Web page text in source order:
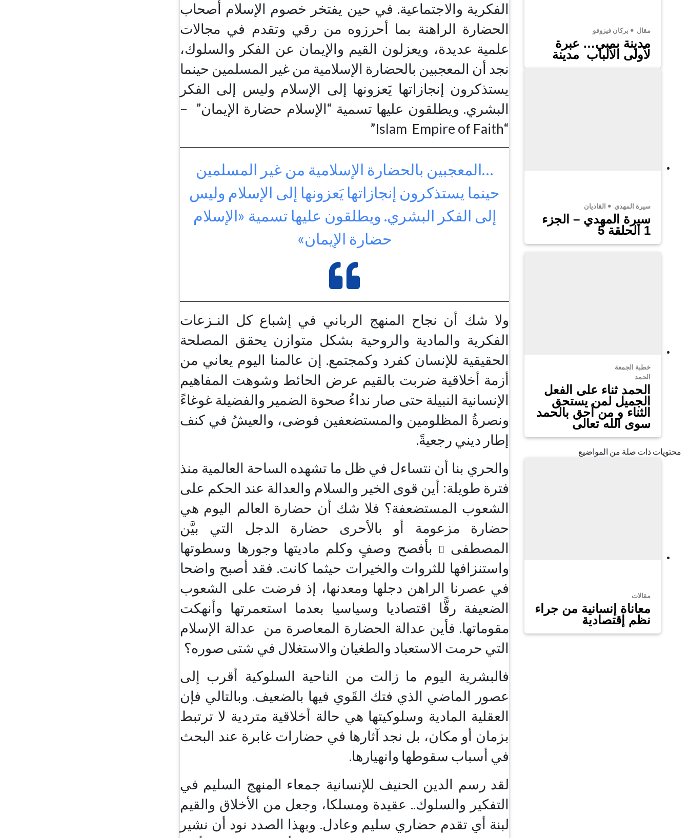
مقال بركان فيزوفو
مدينة بمبي… عبرة
لأولى الألباب مدينة
سيرة المهدي القاديان
سيرة المهدي – الجزء
1 الحلقة 5
خطبة الجمعة
الحمد
الحمد ثناء على الفعل
الجميل لمن يستحق
الثناء و من أحق بالحمد
سوى الله تعالى
محتويات ذات صلة من المواضيع
مقالات
معاناة إنسانية من جراء
نظم إقتصادية
الفكرية والاجتماعية. في حين يفتخر خصوم الإسلام أصحاب
الحضارة الراهنة بما أحرزوه من رقي وتقدم في مجالات
علمية عديدة، ويعزلون القيم والإيمان عن الفكر والسلوك،
نجد أن المعجبين بالحضارة الإسلامية من غير المسلمين حينما
يستذكرون إنجازاتها يَعزونها إلى الإسلام وليس إلى الفكر
البشري. ويطلقون عليها تسمية “الإسلام حضارة الإيمان” –
“Islam Empire of Faith”
…المعجبين بالحضارة الإسلامية من غير المسلمين
حينما يستذكرون إنجازاتها يَعزونها إلى الإسلام وليس
إلى الفكر البشري. ويطلقون عليها تسمية «الإسلام
حضارة الإيمان»
ولا شك أن نجاح المنهج الرباني في إشباع كل النـزعات
الفكرية والمادية والروحية بشكل متوازن يحقق المصلحة
الحقيقية للإنسان كفرد وكمجتمع. إن عالمنا اليوم يعاني من
أزمة أخلاقية ضربت بالقيم عرض الحائط وشوهت المفاهيم
الإنسانية النبيلة حتى صار نداءُ صحوة الضمير والفضيلة غوغاءً
ونصرةُ المظلومين والمستضعفين فوضى، والعيشُ في كنف
إطار ديني رجعيةً.
والحري بنا أن نتساءل في ظل ما تشهده الساحة العالمية منذ
فترة طويلة: أين قوى الخير والسلام والعدالة عند الحكم على
الشعوب المستضعفة؟ فلا شك أن حضارة العالم اليوم هي
حضارة مزعومة أو بالأحرى حضارة الدجل التي بيَّن
المصطفى
بأفصح وصفٍ وكلم ماديتها وجورها وسطوتها
واستنزافها للثروات والخيرات حيثما كانت. فقد أصبح واضحا
في عصرنا الراهن دجلها ومعدنها، إذ فرضت على الشعوب
الضعيفة رقًّا اقتصاديا وسياسيا بعدما استعمرتها وأنهكت
مقوماتها. فأين عدالة الحضارة المعاصرة من عدالة الإسلام
التي حرمت الاستعباد والطغيان والاستغلال في شتى صوره؟
فالبشرية اليوم ما زالت من الناحية السلوكية أقرب إلى
عصور الماضي الذي فتك القَوي فيها بالضعيف. وبالتالي فإن
العقلية المادية وسلوكيتها هي حالة أخلاقية متردية لا ترتبط
بزمان أو مكان، بل نجد آثارها في حضارات غابرة عند البحث
في أسباب سقوطها وانهيارها.
لقد رسم الدين الحنيف للإنسانية جمعاء المنهج السليم في
التفكير والسلوك.. عقيدة ومسلكا، وجعل من الأخلاق والقيم
لبنة أي تقدم حضاري سليم وعادل. وبهذا الصدد نود أن نشير